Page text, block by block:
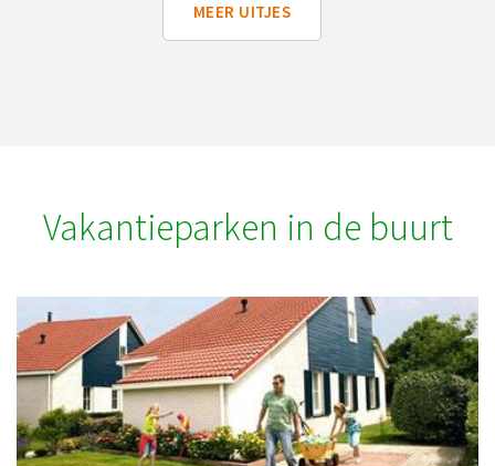
MEER UITJES
Vakantieparken in de buurt